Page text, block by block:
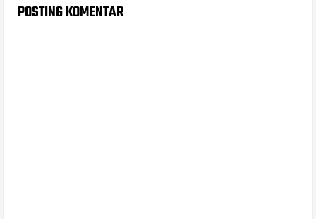
POSTING KOMENTAR